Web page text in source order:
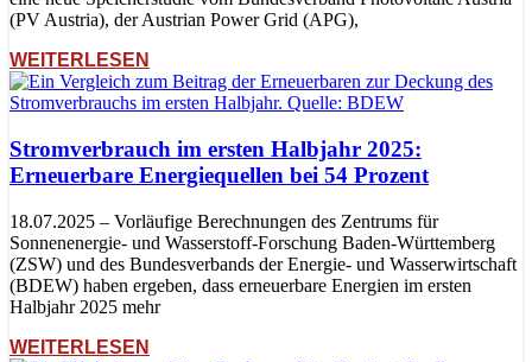
(PV Austria), der Austrian Power Grid (APG),
WEITERLESEN
Stromverbrauch im ersten Halbjahr 2025:
Erneuerbare Energiequellen bei 54 Prozent
18.07.2025 – Vorläufige Berechnungen des Zentrums für
Sonnenenergie- und Wasserstoff-Forschung Baden-Württemberg
(ZSW) und des Bundesverbands der Energie- und Wasserwirtschaft
(BDEW) haben ergeben, dass erneuerbare Energien im ersten
Halbjahr 2025 mehr
WEITERLESEN